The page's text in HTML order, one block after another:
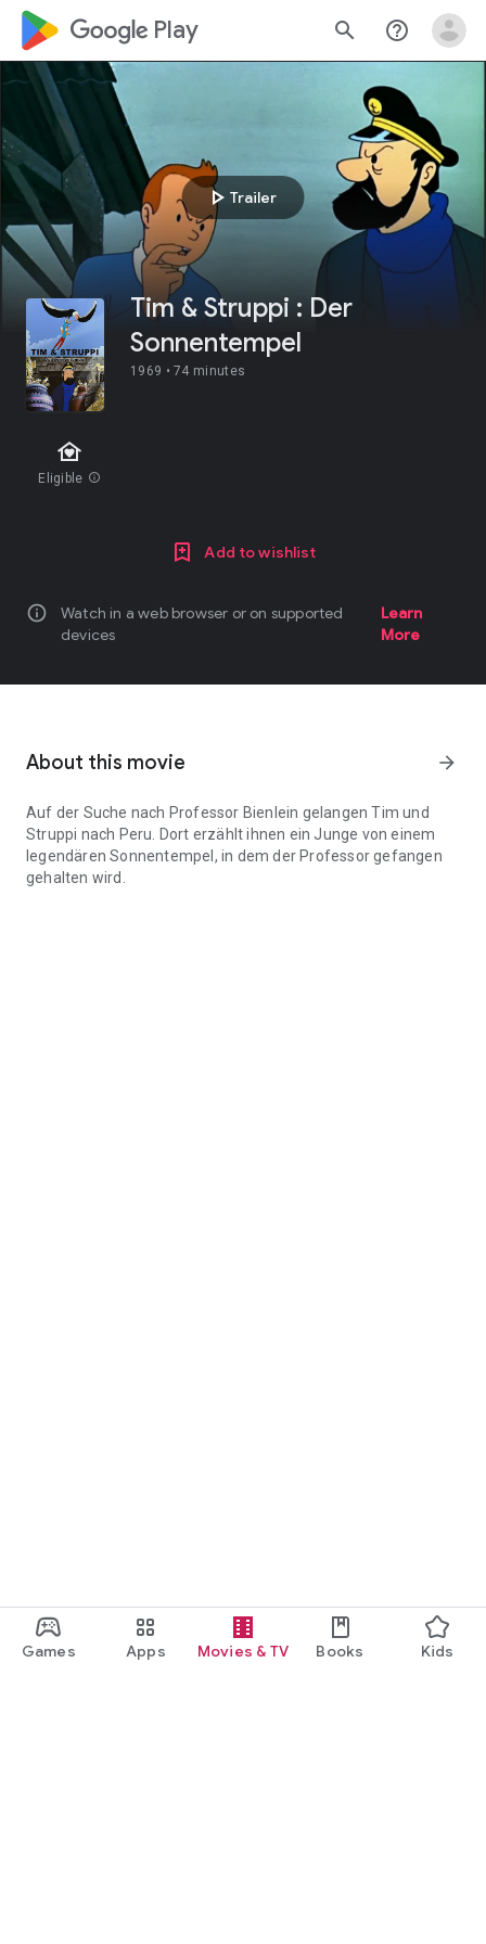
Games Apps Movies & TV Books Kids
google_logo Play search help_outline
play_arrow Trailer
Tim & Struppi : Der
Sonnentempel
1969 •74 minutes
family_home
Eligible info
Add to wishlist
info
Watch in a web browser or on supported
devices
Learn
More
About this movie arrow_forward
Auf der Suche nach Professor Bienlein gelangen Tim und
Struppi nach Peru. Dort erzählt ihnen ein Junge von einem
legendären Sonnentempel, in dem der Professor gefangen
gehalten wird.